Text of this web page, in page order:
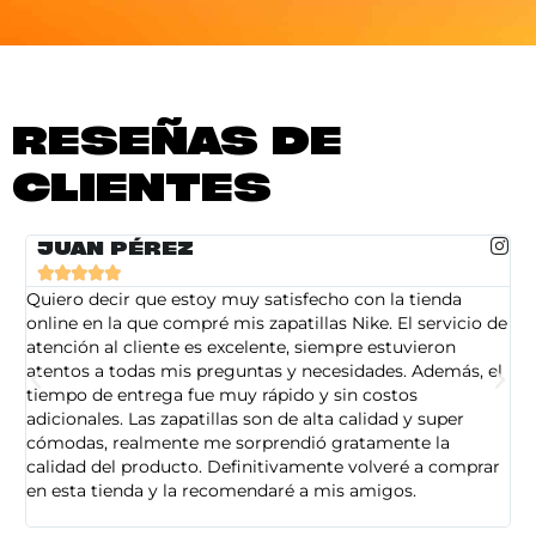
RESEÑAS DE
CLIENTES
JUAN PÉREZ

Quiero decir que estoy muy satisfecho con la tienda
online en la que compré mis zapatillas Nike. El servicio de
atención al cliente es excelente, siempre estuvieron
atentos a todas mis preguntas y necesidades. Además, el
tiempo de entrega fue muy rápido y sin costos
adicionales. Las zapatillas son de alta calidad y super
cómodas, realmente me sorprendió gratamente la
calidad del producto. Definitivamente volveré a comprar
en esta tienda y la recomendaré a mis amigos.